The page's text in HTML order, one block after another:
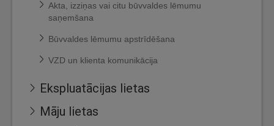
Akta, izziņas vai citu būvvaldes lēmumu
saņemšana
Būvvaldes lēmumu apstrīdēšana
VZD un klienta komunikācija
Ekspluatācijas lietas
Māju lietas